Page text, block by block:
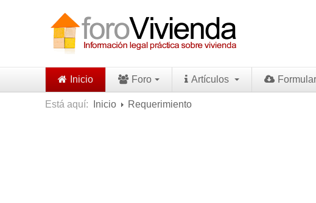
Inicio Foro Artículos
Está aquí: Inicio Requerimiento